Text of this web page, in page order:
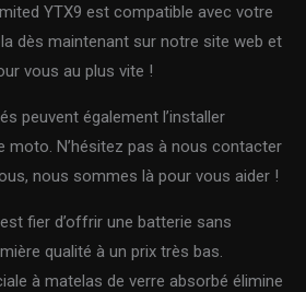
YTX9 est compatible avec votre
dès maintenant sur notre site web et
vous au plus vite !
peuvent également l’installer
N’hésitez pas à nous contacter
nous sommes là pour vous aider !
fier d’offrir une batterie sans
qualité à un prix très bas.
à matelas de verre absorbé élimine